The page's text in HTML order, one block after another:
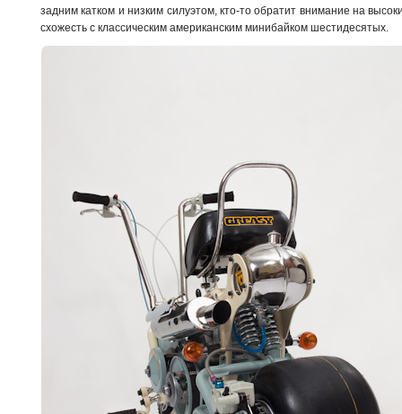
задним катком и низким силуэтом, кто-то обратит внимание на
схожесть с классическим американским минибайком шестидесятых.